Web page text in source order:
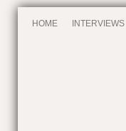
HOME INTERVIEWS